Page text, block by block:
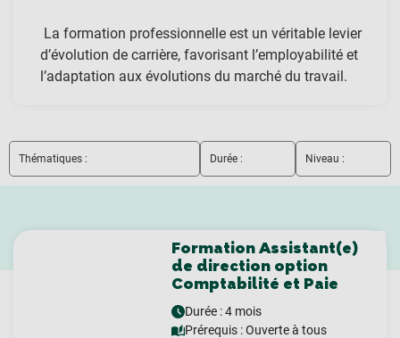
La formation professionnelle est un véritable levier
d’évolution de carrière, favorisant l’employabilité et
l’adaptation aux évolutions du marché du travail.
Thématiques : Durée : Niveau :
Formation Assistant(e)
de direction option
Comptabilité et Paie
Durée : 4 mois
Prérequis :Ouverte à tous